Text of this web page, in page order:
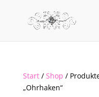
Start/ Shop /
„Ohrhaken“